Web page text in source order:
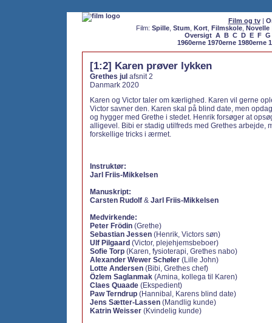
Film og tv|
Film: Spille, Stum Kort, Filmskole, Novelle
Oversigt A B C D E F G
1960erne 1970erne 1980erne
[1:2] Karen prøver lykken
Grethes jul afsnit 2
Danmark 2020
Karen og Victor taler om kærlighed. Karen vil gerne
Victor savner den. Karen skal på blind date, men
og hygger med Grethe i stedet. Henrik forsøger at
alligevel. Bibi er stadig utilfreds med Grethes arbejde,
forskellige tricks i ærmet.
Instruktør:
Jarl Friis-Mikkelsen
Manuskript:
Carsten Rudolf & Jarl Friis-Mikkelsen
Medvirkende:
Peter Frödin (Grethe)
Sebastian Jessen (Henrik, Victors søn)
Ulf Pilgaard (Victor, plejehjemsbeboer)
Sofie Torp (Karen, fysioterapi, Grethes nabo)
Alexander Wewer Schøler (Lille John)
Lotte Andersen (Bibi, Grethes chef)
Özlem Saglanmak (Amina, kollega til Karen)
Claes Quaade (Ekspedient)
Paw Terndrup (Hannibal, Karens blind date)
Jens Sætter-Lassen (Mandlig kunde)
Katrin Weisser (Kvindelig kunde)